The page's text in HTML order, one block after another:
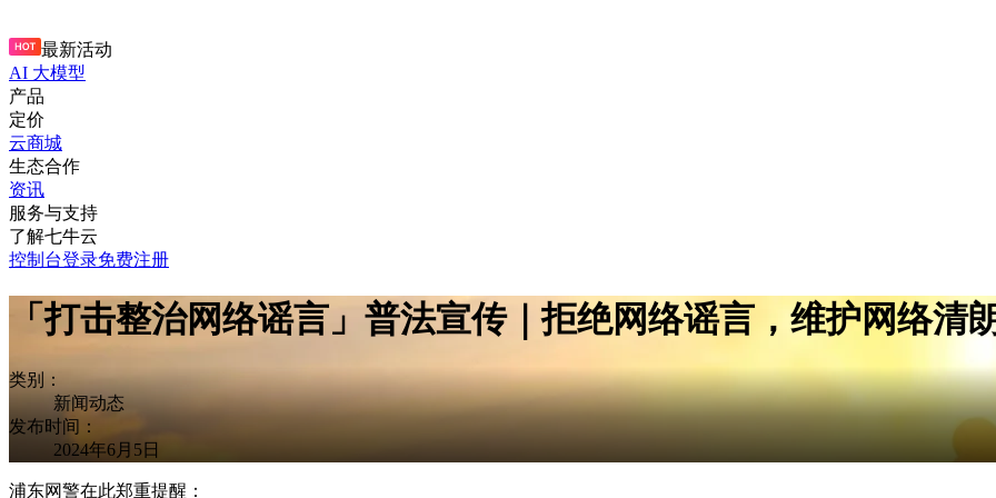
最新活动
AI 大模型
产品
定价
云商城
生态合作
资讯
服务与支持
了解七牛云
控制台登录免费注册
「打击整治网络谣言」普法宣传｜拒绝网络谣言，维护网络清
类别：
新闻动态
发布时间：
2024年6月5日
浦东网警在此郑重提醒：